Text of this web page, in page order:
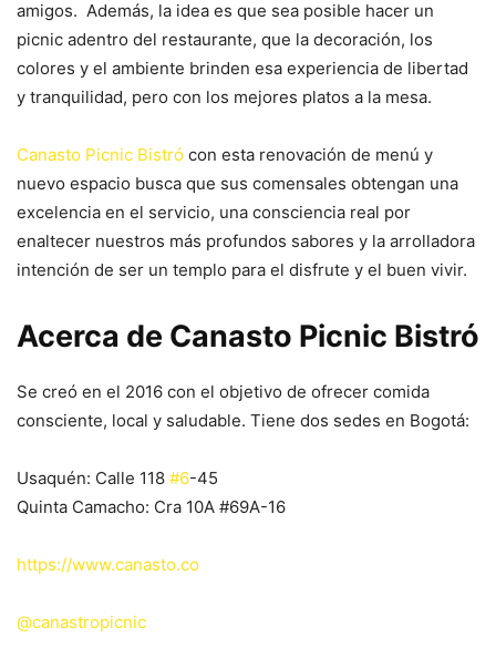
amigos. Además, la idea es que sea posible hacer un
picnic adentro del restaurante, que la decoración, los
colores y el ambiente brinden esa experiencia de libertad
y tranquilidad, pero con los mejores platos a la mesa.
Canasto Picnic Bistró con esta renovación de menú y
nuevo espacio busca que sus comensales obtengan una
excelencia en el servicio, una consciencia real por
enaltecer nuestros más profundos sabores y la arrolladora
intención de ser un templo para el disfrute y el buen vivir.
Acerca de Canasto Picnic Bistró
Se creó en el 2016 con el objetivo de ofrecer comida
consciente, local y saludable. Tiene dos sedes en Bogotá:
Usaquén: Calle 118 #6-45
Quinta Camacho: Cra 10A #69A-16
https://www.canasto.co
@canastropicnic